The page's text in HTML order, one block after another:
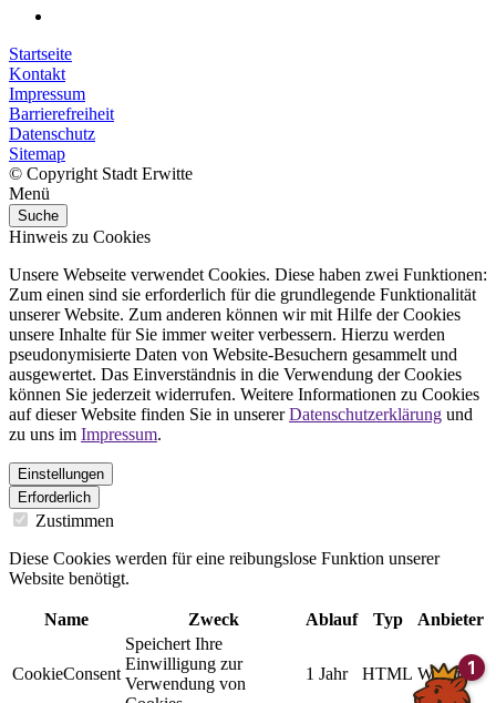
Startseite
Kontakt
Impressum
Barrierefreiheit
Datenschutz
Sitemap
© Copyright Stadt Erwitte
Menü
Suche
Hinweis zu Cookies
Unsere Webseite verwendet Cookies. Diese haben zwei Funktionen:
Zum einen sind sie erforderlich für die grundlegende Funktionalität
unserer Website. Zum anderen können wir mit Hilfe der Cookies
unsere Inhalte für Sie immer weiter verbessern. Hierzu werden
pseudonymisierte Daten von Website-Besuchern gesammelt und
ausgewertet. Das Einverständnis in die Verwendung der Cookies
können Sie jederzeit widerrufen. Weitere Informationen zu Cookies
auf dieser Website finden Sie in unsererDatenschutzerklärung und
zu uns im Impressum.
Einstellungen
Erforderlich
Zustimmen
Diese Cookies werden für eine reibungslose Funktion unserer
Website benötigt.
Name Zweck Ablauf Typ Anbieter
CookieConsent
Speichert Ihre
Einwilligung zur
Verwendung von
1 Jahr HTML Website